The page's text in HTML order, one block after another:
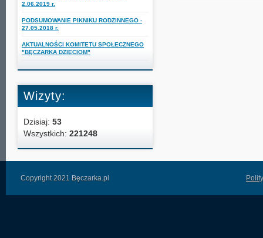
2.06.2019 r.
PODSUMOWANIE PIKNIKU RODZINNEGO -
27.05.2018 r.
AKTUALNOŚCI KOMITETU SPOŁECZNEGO
"BĘCZARKA DZIECIOM"
Wizyty:
Dzisiaj: 53
Wszystkich: 221248
Copyright 2021 Bęczarka.pl